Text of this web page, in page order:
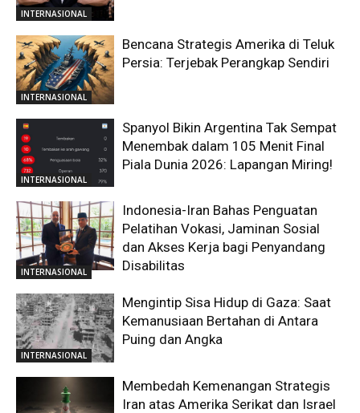
INTERNASIONAL
INTERNASIONAL
Bencana Strategis Amerika di Teluk
Persia: Terjebak Perangkap Sendiri
INTERNASIONAL
Spanyol Bikin Argentina Tak Sempat
Menembak dalam 105 Menit Final
Piala Dunia 2026: Lapangan Miring!
INTERNASIONAL
Indonesia-Iran Bahas Penguatan
Pelatihan Vokasi, Jaminan Sosial
dan Akses Kerja bagi Penyandang
Disabilitas
INTERNASIONAL
Mengintip Sisa Hidup di Gaza: Saat
Kemanusiaan Bertahan di Antara
Puing dan Angka
Membedah Kemenangan Strategis
Iran atas Amerika Serikat dan Israel